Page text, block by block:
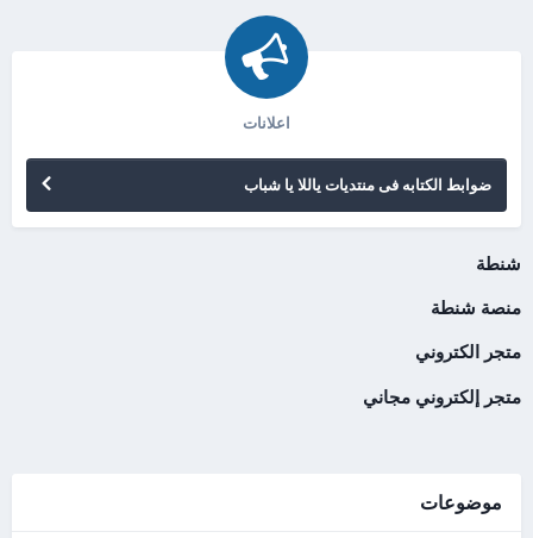
اعلانات
ضوابط الكتابه فى منتديات ياللا يا شباب
شنطة
منصة شنطة
متجر الكتروني
متجر إلكتروني مجاني
موضوعات